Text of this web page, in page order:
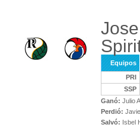
Equipos
PRI
SSP
Ganó: Julio
Perdió:
Salvó: Isbel